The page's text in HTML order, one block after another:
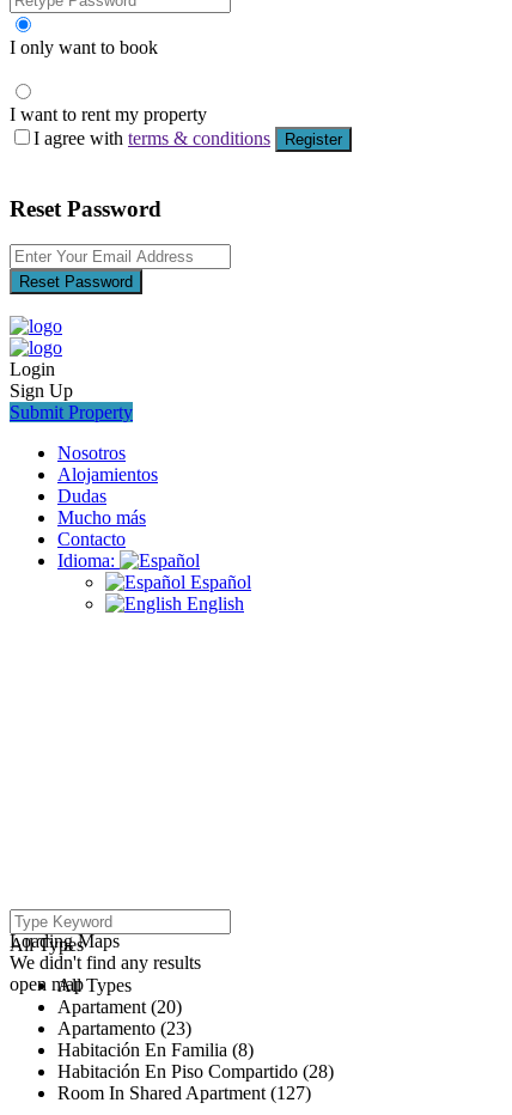
I only want to book
I want to rent my property
I agree with terms & conditions Register
Reset Password
Reset Password
Login
Sign Up
Submit Property
Nosotros
Alojamientos
Dudas
Mucho más
Contacto
Idioma:
Español
English
click to enable zoom
Loading Maps
We didn't find any results
open map
All Types
All Types
Apartament (20)
Apartamento (23)
Habitación En Familia (8)
Habitación En Piso Compartido (28)
Room In Shared Apartment (127)